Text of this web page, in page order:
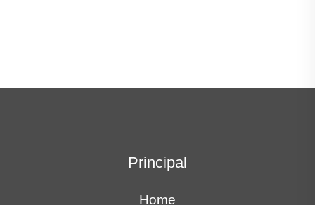
Principal
Home